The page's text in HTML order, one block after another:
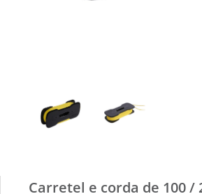
Carretel e corda de 100 /